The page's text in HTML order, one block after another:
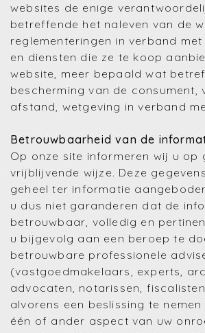
websites de enige
betreffende het naleven van de
reglementeringen in verband
en diensten die ze te koop
website, meer bepaald wat
bescherming van de consument,
afstand, wetgeving in verband
Betrouwbaarheid van de
Op onze site informeren wij u op
vrijblijvende wijze. Deze
geheel ter informatie
u dus niet garanderen dat de
betrouwbaar, volledig en
u bijgevolg aan een beroep te
betrouwbare professionele
(vastgoedmakelaars, experts,
advocaten, notarissen,
alvorens een beslissing te
één of ander aspect van uw